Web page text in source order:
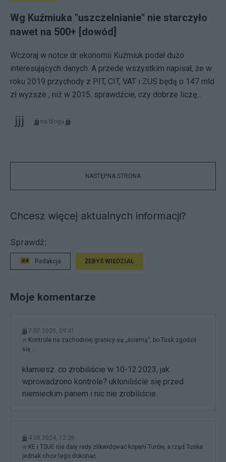
Wg Kuźmiuka "uszczelnianie" nie starczyło
nawet na 500+ [dowód]
Wczoraj w notce dr ekonomii Kuźmiuk podał dużo
interesujących danych. A przede wszystkim napisał, że w
roku 2019 przychody z PIT, CIT, VAT i ZUS będą o 147 mld
zł wyższe , niż w 2015. sprawdźcie, czy dobrze liczę...
jjj na blogu jjj
NASTĘPNA STRONA
Chcesz więcej aktualnych informacji?
Sprawdź:
Redakcja ŻEBYŚ WIEDZIAŁ
Moje komentarze
jjj 7.07.2025, 09:41
w Kontrole na zachodniej granicy są „ściemą”, bo Tusk zgodził
się ...
kłamiesz. co zrobiliście w 10-12.2023, jak
wprowadzono kontrole? ukłoniliście się przed
niemieckim panem i nic nie zrobiliście.
jjj 4.08.2024, 12:26
w KE i TSUE nie dały rady zlikwidować kopani Turów, a rząd Tuska
jednak chce tego dokonać